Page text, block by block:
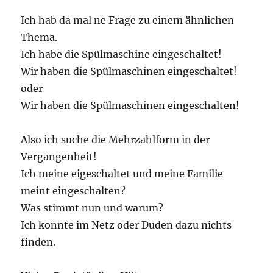
Ich hab da mal ne Frage zu einem ähnlichen
Thema.
Ich habe die Spülmaschine eingeschaltet!
Wir haben die Spülmaschinen eingeschaltet!
oder
Wir haben die Spülmaschinen eingeschalten!
Also ich suche die Mehrzahlform in der
Vergangenheit!
Ich meine eigeschaltet und meine Familie
meint eingeschalten?
Was stimmt nun und warum?
Ich konnte im Netz oder Duden dazu nichts
finden.